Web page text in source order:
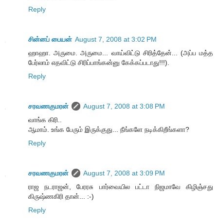
Reply
சின்னப் பையன் August 7, 2008 at 3:02 PM
ஹாஹா. அருமை. அருமை... வாய்விட்டு சிரித்தேன்... (அப்ப மத்த
பேர்லாம் எதவிட்டு சிரிப்பாங்கன்னு கேக்கப்படாது!!!).
Reply
சரவணகுமரன்
August 7, 2008 at 3:08 PM
வாங்க கிரி..
ஆமாம். உங்க பேரும் இருக்குது... நீங்களே நடிக்கிறீங்களா?
Reply
சரவணகுமரன்
August 7, 2008 at 3:09 PM
ராஜ நடராஜன், பேரரசு பார்வையில பட்டா நிஜமாவே கிழிஞ்சது
கிருஷ்ணகிரி தான்... :-)
Reply